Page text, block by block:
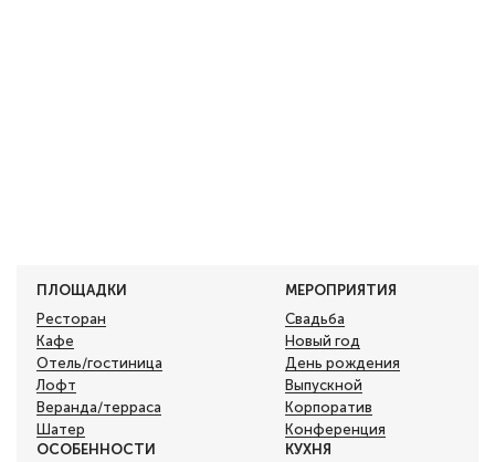
ПЛОЩАДКИ
Ресторан
Кафе
Отель/гостиница
Лофт
Веранда/терраса
Шатер
МЕРОПРИЯТИЯ
Свадьба
Новый год
День рождения
Выпускной
Корпоратив
Конференция
ОСОБЕННОСТИ
КУХНЯ